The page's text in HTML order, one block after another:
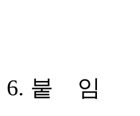
6. 붙 임